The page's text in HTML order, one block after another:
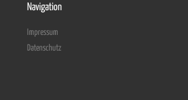
Navigation
Impressum
Datenschutz